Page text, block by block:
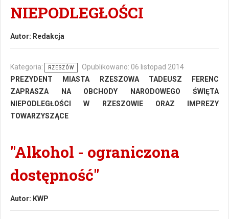
NIEPODLEGŁOŚCI
Autor: Redakcja
Kategoria: RZESZÓW
Opublikowano: 06 listopad 2014
PREZYDENT MIASTA RZESZOWA TADEUSZ FERENC
ZAPRASZA NA OBCHODY NARODOWEGO ŚWIĘTA
NIEPODLEGŁOŚCI W RZESZOWIE ORAZ IMPREZY
TOWARZYSZĄCE
"Alkohol - ograniczona
dostępność"
Autor: KWP